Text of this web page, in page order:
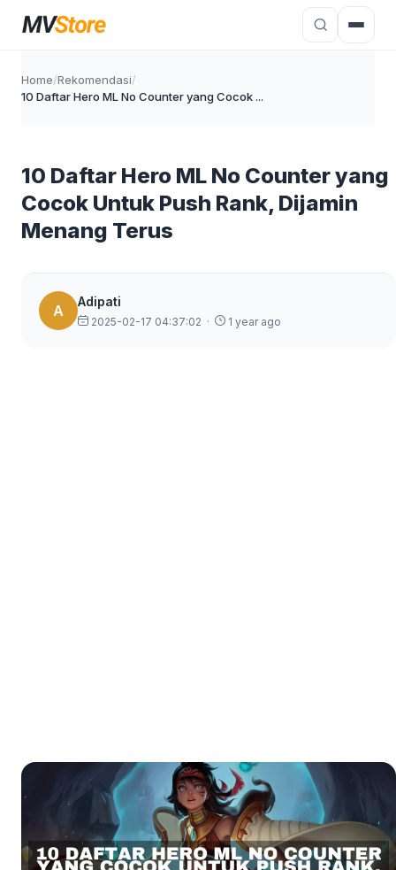
Home/Rekomendasi/
10 Daftar Hero ML No Counter yang Cocok ...
10 Daftar Hero ML No Counter yang
Cocok Untuk Push Rank, Dijamin
Menang Terus
A
Adipati
2025-02-17 04:37:02 · 1 year ago